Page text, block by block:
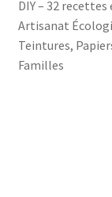
DIY – 32
Artisanat
Teintures,
Familles